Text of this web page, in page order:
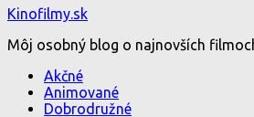
Kinofilmy.sk
Môj osobný blog o najnovších
Akčné
Animované
Dobrodružné